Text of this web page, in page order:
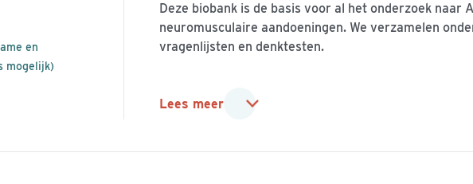
en
mogelijk)
Deze biobank is de basis voor al het onderzoek naar
neuromusculaire aandoeningen. We verzamelen
vragenlijsten en denktesten.
Lees meer